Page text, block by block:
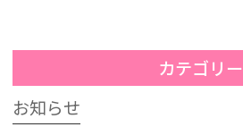
カテゴリー
お知らせ